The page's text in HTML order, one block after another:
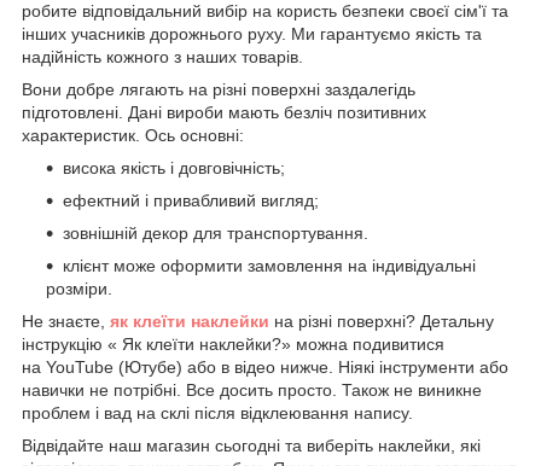
робите відповідальний вибір на користь безпеки своєї сім'ї та
інших учасників дорожнього руху. Ми гарантуємо якість та
надійність кожного з наших товарів.
Вони добре лягають на різні поверхні заздалегідь
підготовлені. Дані вироби мають безліч позитивних
характеристик. Ось основні:
висока якість і довговічність;
ефектний і привабливий вигляд;
зовнішній декор для транспортування.
клієнт може оформити замовлення на індивідуальні
розміри.
Не знаєте, як клеїти наклейки на різні поверхні? Детальну
інструкцію « Як клеїти наклейки?» можна подивитися
на YouTube (Ютубе) або в відео нижче. Ніякі інструменти або
навички не потрібні. Все досить просто. Також не виникне
проблем і вад на склі після відклеювання напису.
Відвідайте наш магазин сьогодні та виберіть наклейки, які